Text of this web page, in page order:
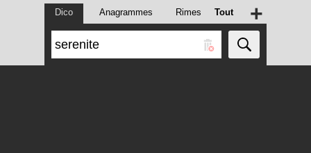
Dico Anagrammes Rimes Tout +